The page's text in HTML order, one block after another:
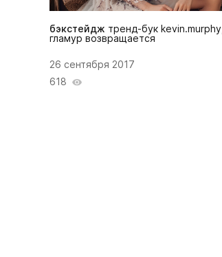
бэкстейдж тренд-бук
гламур возвращается
26 сентября 2017
618